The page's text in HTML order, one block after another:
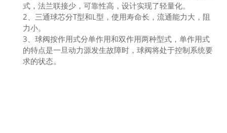
式，法兰联接少，可靠性高，设计实现了轻量化。
2、三通球芯分T型和L型，使用寿命长，流通能力大，阻
力小。
3、球阀按作用式分单作用和双作用两种型式，单作用式
的特点是一旦动力源发生故障时，球阀将处于控制系统要
求的状态。